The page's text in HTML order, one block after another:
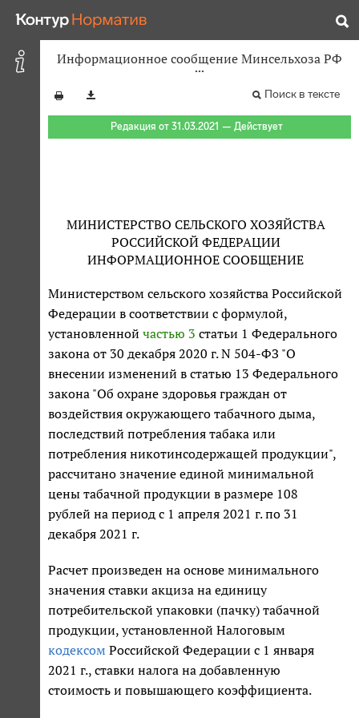
Информационное сообщение Минсельхоза РФ
Поиск в тексте
Редакция от 31.03.2021 — Действует
МИНИСТЕРСТВО СЕЛЬСКОГО ХОЗЯЙСТВА
РОССИЙСКОЙ ФЕДЕРАЦИИ
ИНФОРМАЦИОННОЕ СООБЩЕНИЕ
Министерством сельского хозяйства Российской
Федерации в соответствии с формулой,
установленной частью 3 статьи 1 Федерального
закона от 30 декабря 2020 г. N 504-ФЗ "О
внесении изменений в статью 13 Федерального
закона "Об охране здоровья граждан от
воздействия окружающего табачного дыма,
последствий потребления табака или
потребления никотинсодержащей продукции",
рассчитано значение единой минимальной
цены табачной продукции в размере 108
рублей на период с 1 апреля 2021 г. по 31
декабря 2021 г.
Расчет произведен на основе минимального
значения ставки акциза на единицу
потребительской упаковки (пачку) табачной
продукции, установленной Налоговым
кодексом Российской Федерации с 1 января
2021 г., ставки налога на добавленную
стоимость и повышающего коэффициента.